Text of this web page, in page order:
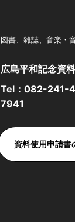
図書、雑誌、音楽・
広島平和記念資
Tel： 082-241-
7941
資料使用申請書